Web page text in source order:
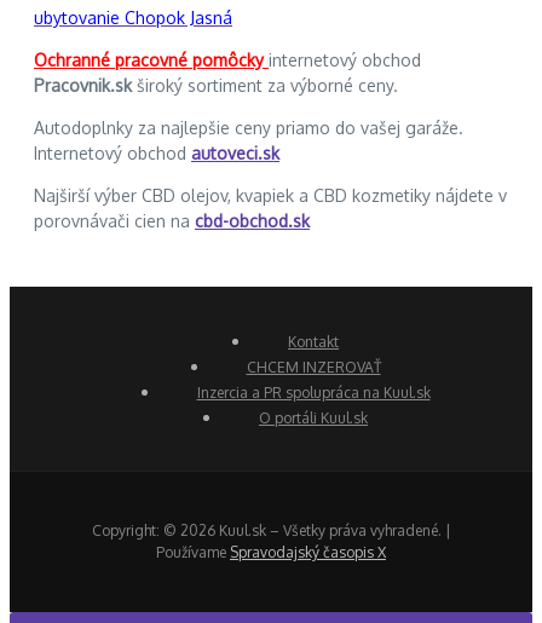
ubytovanie Chopok Jasná
Ochranné pracovné pomôckyinternetový obchod
Pracovnik.skširoký sortiment za výborné ceny.
Autodoplnky za najlepšie ceny priamo do vašej garáže.
Internetový obchod autoveci.sk
Najširší výber CBD olejov, kvapiek a CBD kozmetiky nájdete v
porovnávači cien na cbd-obchod.sk
Kontakt
CHCEM INZEROVAŤ
Inzercia a PR spolupráca na Kuul.sk
O portáli Kuul.sk
Copyright: © 2026 Kuul.sk – Všetky práva vyhradené. |
Používame Spravodajský časopis X